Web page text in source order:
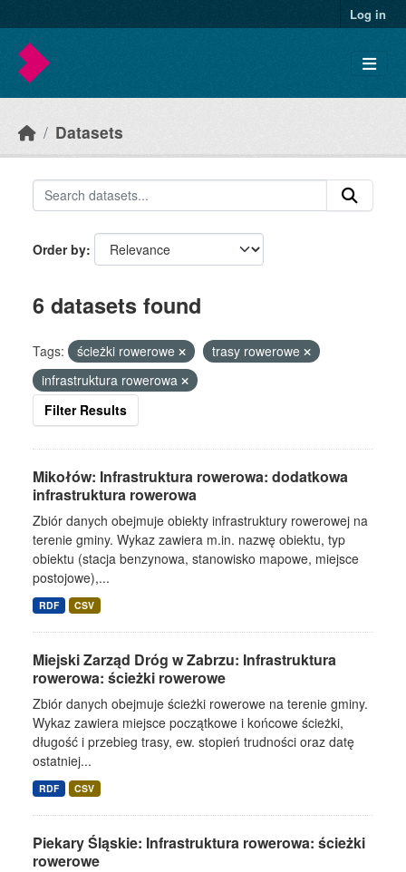
Log in
Datasets
Order by
6 datasets found
Tags: ścieżki rowerowe
trasy rowerowe
infrastruktura rowerowa
Filter Results
Mikołów: Infrastruktura rowerowa: dodatkowa
infrastruktura rowerowa
Zbiór danych obejmuje obiekty infrastruktury rowerowej na
terenie gminy. Wykaz zawiera m.in. nazwę obiektu, typ
obiektu (stacja benzynowa, stanowisko mapowe, miejsce
postojowe),...
RDF CSV
Miejski Zarząd Dróg w Zabrzu: Infrastruktura
rowerowa: ścieżki rowerowe
Zbiór danych obejmuje ścieżki rowerowe na terenie gminy.
Wykaz zawiera miejsce początkowe i końcowe ścieżki,
długość i przebieg trasy, ew. stopień trudności oraz datę
ostatniej...
RDF CSV
Piekary Śląskie: Infrastruktura rowerowa: ścieżki
rowerowe